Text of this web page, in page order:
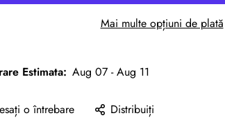
Mai multe opțiuni de plată
Estimata: Aug 07 - Aug 11
o întrebare Distribuiți